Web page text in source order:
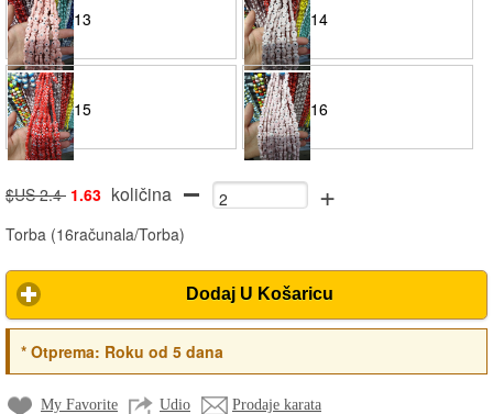
13 14
15 16
$US 2.4 1.63 količina +
Torba (16računala/Torba)
Dodaj U Košaricu
*Otprema: Roku od 5 dana
My Favorite Udio Prodaje karata